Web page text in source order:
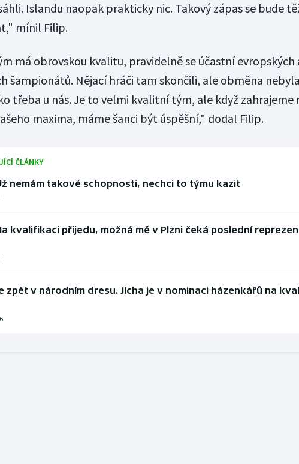
Islandu naopak prakticky nic. Takový zápas se bude
mínil Filip.
má obrovskou kvalitu, pravidelně se účastní evropských
šampionátů. Nějací hráči tam skončili, ale obměna
třeba u nás. Je to velmi kvalitní tým, ale když zahrajeme
maxima, máme šanci být úspěšní," dodal Filip.
ČLÁNKY
nemám takové schopnosti, nechci to týmu kazit
kvalifikaci přijedu, možná mě v Plzni čeká poslední
zpět v národním dresu. Jícha je v nominaci házenkářů na